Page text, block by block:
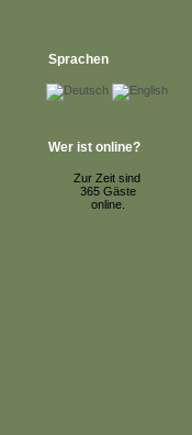
Sprachen
Wer ist online?
Zur Zeit sind
365 Gäste
online.